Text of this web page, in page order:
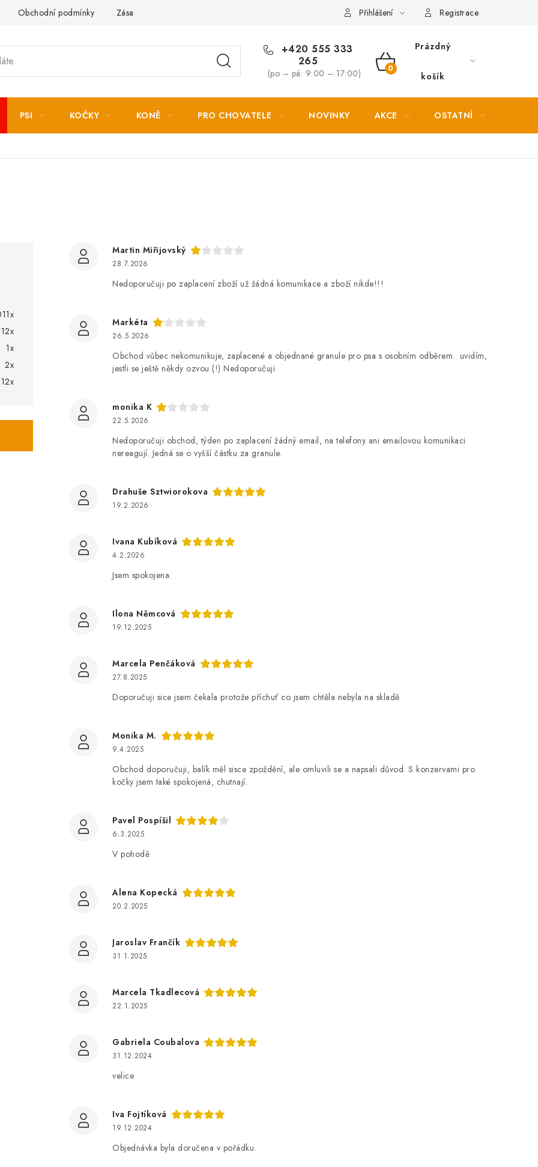
Obchodní podmínky Zásady zpracování osobních údajů Přihlášení Registrace
+420 555 333
265
(po – pá: 9:00 – 17:00)
NÁKUPNÍ
Prázdný
košík
PSI KOČKY KONĚ PRO CHOVATELE NOVINKY AKCE OSTATNÍ
12x
1x
2x
12x
Martin Miřijovský
28.7.2026
Nedoporučuji po zaplacení zboží už žádná komunikace a zboží nikde!!!
Markéta
26.5.2026
Obchod vůbec nekomunikuje, zaplacené a objednané granule pro psa s osobním odběrem.. uvidím,
jestli se ještě někdy ozvou (!) Nedoporučuji
monika K
22.5.2026
Nedoporučuji obchod, týden po zaplacení žádný email, na telefony ani emailovou komunikaci
nereagují. Jedná se o vyšší částku za granule.
Drahuše Sztwiorokova
19.2.2026
Ivana Kubíková
4.2.2026
Jsem spokojena.
Ilona Němcová
19.12.2025
Marcela Penčáková
27.8.2025
Doporučuji sice jsem čekala protože příchuť co jsem chtěla nebyla na skladě
Monika M.
9.4.2025
Obchod doporučuji, balík měl sisce zpoždění, ale omluvili se a napsali důvod. S konzervami pro
kočky jsem také spokojená, chutnají.
Pavel Pospíšil
6.3.2025
V pohodě
Alena Kopecká
20.2.2025
Jaroslav Frančík
31.1.2025
Marcela Tkadlecová
22.1.2025
Gabriela Coubalova
31.12.2024
velice
Iva Fojtíková
19.12.2024
Objednávka byla doručena v pořádku.